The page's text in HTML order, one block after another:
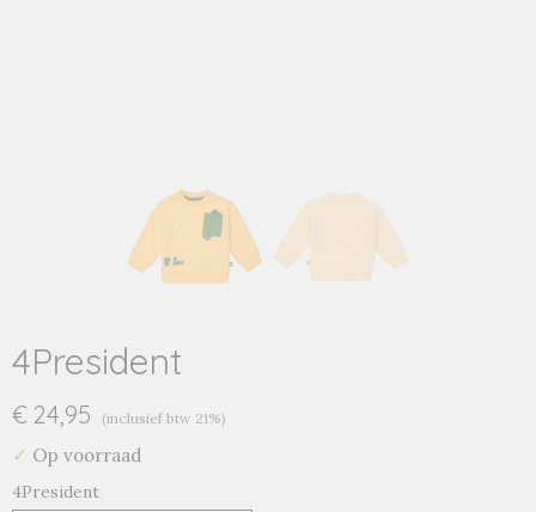
4President
€ 24,95 (inclusief btw 21%)
✓ Op voorraad
4President